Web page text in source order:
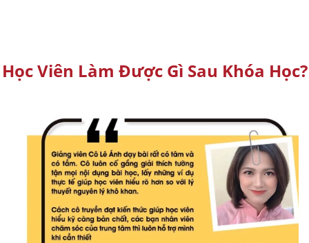
Học Viên Làm Được Gì Sau Khóa Học?